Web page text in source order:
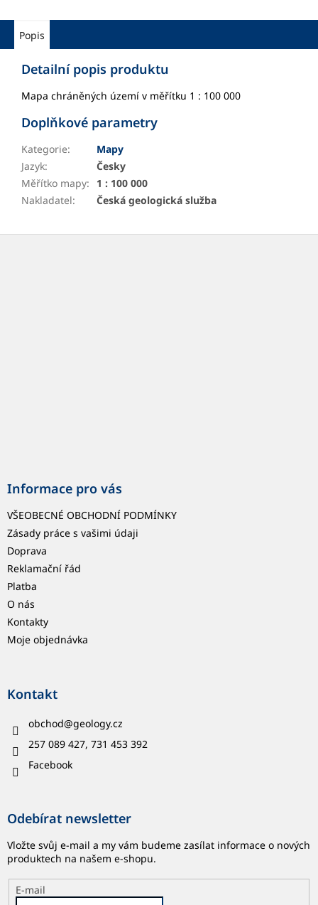
Popis
Detailní popis produktu
Mapa chráněných území v měřítku 1 : 100 000
Doplňkové parametry
Kategorie:
Mapy
Jazyk:
Česky
Měřítko mapy:
1 : 100 000
Nakladatel: Česká geologická služba
Z
Informace pro vás
VŠEOBECNÉ OBCHODNÍ PODMÍNKY
Zásady práce s vašimi údaji
Doprava
Reklamační řád
Platba
O nás
Kontakty
Moje objednávka
Kontakt
obchod@geology.cz
257 089 427, 731 453 392
Facebook
Odebírat newsletter
Vložte svůj e-mail a my vám budeme zasílat informace o nových
produktech na našem e-shopu.
E-mail